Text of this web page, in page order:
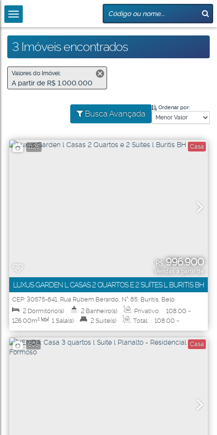
3 Imóveis encontrados
Valores do Imóvel:
A partir de R$ 1.000.000
Busca Avançada
Ordenar por:
1125 Casa
R$996.900
Vendas a partir de
LUXUS GARDEN L CASAS 2 QUARTOS E 2 SUÍTES L BURITIS BH
CEP: 30575-841, Rua Rubem Berardo, N°: 85, Buritis, Belo
Horizonte
Minas Gerais Brasil
2 Dormitório(s) 2 Banheiro(s) Privativo: 108.00 ~
126.00m² 1 Sala(s) 2 Suíte(s) Total: 108.00 ~
126.00m² 2 Vaga(s) Útil: 108.00~ 126.00m²
505 Casa